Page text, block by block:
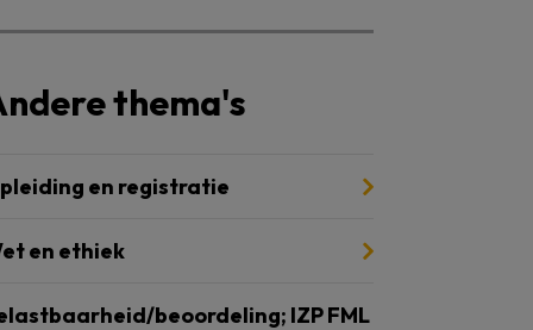
thema's
en registratie
en ethiek
beoordeling; IZP FML